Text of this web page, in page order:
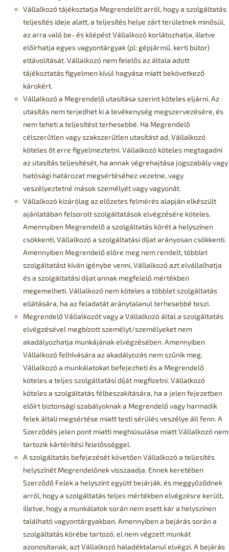
Vállalkozó tájékoztatja Megrendelőt arról, hogy a szolgáltatás
teljesítés ideje alatt, a teljesítés helye zárt területnek minősül,
az arra való be- és kilépést Vállalkozó korlátozhatja, illetve
előírhatja egyes vagyontárgyak (pl: gépjármű, kerti bútor)
eltávolítását. Vállalkozó nem felelős az általa adott
tájékoztatás figyelmen kívül hagyása miatt bekövetkező
károkért.
Vállalkozó a Megrendelő utasítása szerint köteles eljárni. Az
utasítás nem terjedhet ki a tevékenység megszervezésére, és
nem teheti a teljesítést terhesebbé. Ha Megrendelő
célszerűtlen vagy szakszerűtlen utasítást ad, Vállalkozó
köteles őt erre figyelmeztetni. Vállalkozó köteles megtagadni
az utasítás teljesítését, ha annak végrehajtása jogszabály vagy
hatósági határozat megsértéséhez vezetne, vagy
veszélyeztetné mások személyét vagy vagyonát.
Vállalkozó kizárólag az előzetes felmérés alapján elkészült
ajánlatában felsorolt szolgáltatások elvégzésére köteles.
Amennyiben Megrendelő a szolgáltatás körét a helyszínen
csökkenti, Vállalkozó a szolgáltatási díjat arányosan csökkenti.
Amennyiben Megrendelő előre meg nem rendelt, többlet
szolgáltatást kíván igénybe venni, Vállalkozó azt elvállalhatja
és a szolgáltatási díjat annak megfelelő mértékben
megemelheti. Vállalkozó nem köteles a többlet szolgáltatás
ellátására, ha az feladatát aránytalanul terhesebbé teszi.
Megrendelő Vállalkozót vagy a Vállalkozó által a szolgáltatás
elvégzésével megbízott személyt/személyeket nem
akadályozhatja munkájának elvégzésében. Amennyiben
Vállalkozó felhívására az akadályozás nem szűnik meg,
Vállalkozó a munkálatokat befejezheti és a Megrendelő
köteles a teljes szolgáltatási díját megfizetni. Vállalkozó
köteles a szolgáltatás félbeszakítására, ha a jelen fejezetben
előírt biztonsági szabályoknak a Megrendelő vagy harmadik
felek általi megsértése miatt testi sérülés veszélye áll fenn. A
Szerződés jelen pont miatti meghiúsulása miatt Vállalkozó nem
tartozik kártérítési felelősséggel.
A szolgáltatás befejezését követően Vállalkozó a teljesítés
helyszínét Megrendelőnek visszaadja. Ennek keretében
Szerződő Felek a helyszínt együtt bejárják, és meggyőződnek
arról, hogy a szolgáltatás teljes mértékben elvégzésre került,
illetve, hogy a munkálatok során nem esett kár a helyszínen
található vagyontárgyakban. Amennyiben a bejárás során a
szolgáltatás körébe tartozó, el nem végzett munkát
azonosítanak, azt Vállalkozó haladéktalanul elvégzi. A bejárás